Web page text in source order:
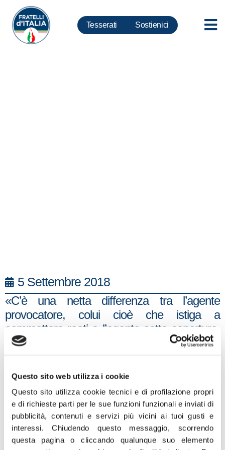
Questo sito web utilizza i cookie
Questo sito utilizza cookie tecnici e di profilazione propri
e di richieste parti per le sue funzioni funzionali e inviati di
pubblicità, contenuti e servizi più vicini ai tuoi gusti e
interessi.Chiudendo questo messaggio, scorrendo
questa pagina o cliccando qualunque suo elemento
Tesserati Sostienici
5 Settembre 2018
«C’è una netta differenza tra l’agente
provocatore, colui cioè che istiga a
commettere reati e l’agente sotto copertura,
l’infiltrato “classico” che si utilizza per diversi
al traffico di droga. Nel primo caso siamo alla
follia, perché lo Stato che istiga qualcuno a
compiere un reato che altrimenti non
verrebbe commesso è una concezione
totalmente folle. Io penso che la corruzione
non si combatta istigando a delinquere ma